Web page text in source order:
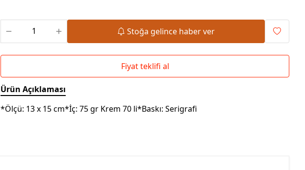
Stoğa gelince haber ver
Fiyat teklifi al
Ürün Açıklaması
*Ölçü: 13 x 15 cm*İç: 75 gr Krem 70 li*Baskı: Serigrafi